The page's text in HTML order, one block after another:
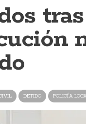
DETIDO POLICÍA